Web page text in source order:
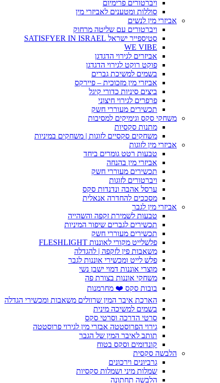
ויברטורים פרימיום
סוללות ומטענים לאביזרי מין
אביזרי מין לנשים
ויברטורים עם שליטה מרחוק
סטיספייר ישראל SATISFYER IN ISRAEL
WE VIBE
אביזרים לגירוי הדגדגן
פוקט רוקט לגירוי הדגדגן
בשמים למשיכת גברים
אביזרי מין מזכוכית – פיירקס
ביצים סיניות כדורי קיגל
פרפרים לגירוי חיצוני
תכשירים מעוררי חשק
משחקי סקס וגימיקים למסיבות
מתנות סקסיות
משחקים סקסיים לזוגות | משחקים במיניות
אביזרי מין לזוגות
טבעות רטט גומרים ביחד
אביזרי מין בהנחה
תכשירים מעוררי חשק
ויברטורים לזוגות
ערסל אהבה ונדנדות סקס
מסככים להחדרה אנאלית
אביזרי מין לגבר
טבעות לשמירת זקפה והשהייה
תכשירים לגברים שיפור המיניות
תכשירים מעוררי חשק
פלשלייט מקורי לאוננות FLESHLIGHT
משאבות פין לזקפה | להגדלה
פלש לייט ומכשירי אוננות לגבר
מוצרי אוננות דמוי ישבן נשי
משחקי אוננות בצורת פה
בובות סקס ❤️ מחרמנות
הארכת איבר המין שרוולים משאבות ומכשירי הגדלה
בשמים למשיכה מינית
סרטי הדרכה וסרטי סקס
גירוי הפרוסטטה אבזרי מין לגירוי פרוסטטה
תותב לאיבר המין של הגבר
קונדומים וסקס בטוח
הלבשה סקסית
גרביונים וירכונים
שמלות מיני ושמלות סקסיות
הלבשה תחתונה